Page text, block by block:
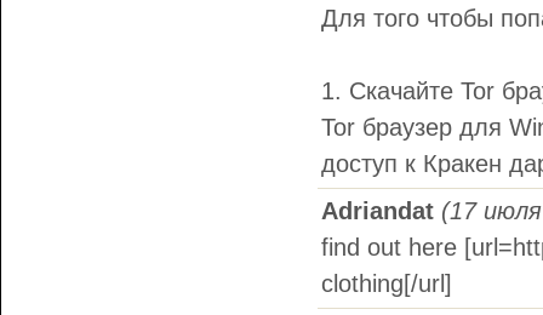
Для того чтобы
1. Скачайте Tor
Tor браузер для
доступ к Кракен
Adriandat (17
find out here
clothing[/url]